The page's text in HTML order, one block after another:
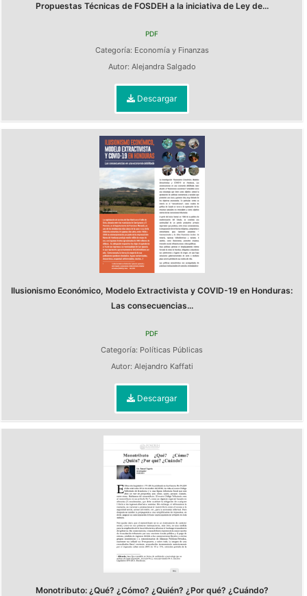
Propuestas Técnicas de FOSDEH a la iniciativa de Ley de...
PDF
Categoría: Economía y Finanzas
Autor: Alejandra Salgado
Descargar
Ilusionismo Económico, Modelo Extractivista y COVID-19 en Honduras:
Las consecuencias...
PDF
Categoría: Políticas Públicas
Autor: Alejandro Kaffati
Descargar
Monotributo: ¿Qué? ¿Cómo? ¿Quién? ¿Por qué? ¿Cuándo?